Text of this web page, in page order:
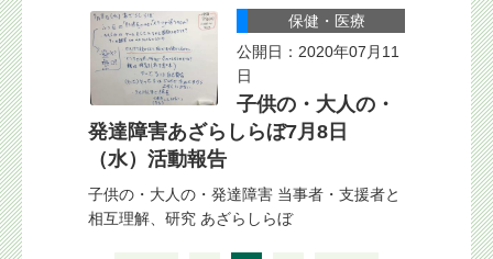
保健・医療
公開日：2020年07月11
日
子供の・大人の・
発達障害あざらしらぼ7月8日
（水）活動報告
子供の・大人の・発達障害 当事者・支援者と
相互理解、研究 あざらしらぼ